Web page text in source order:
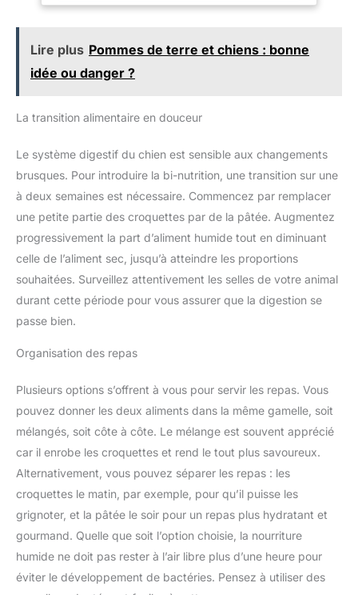
SECURISE: le design fin et le
facilement la balance lorsque
vous ne l'utilisez pas LIVRÉ
Lire plus Pommes de terre et chiens : bonne
idée ou danger ?
La transition alimentaire en douceur
Le système digestif du chien est sensible aux changements
brusques. Pour introduire la bi-nutrition, une transition sur une
à deux semaines est nécessaire. Commencez par remplacer
une petite partie des croquettes par de la pâtée. Augmentez
progressivement la part d’aliment humide tout en diminuant
celle de l’aliment sec, jusqu’à atteindre les proportions
souhaitées. Surveillez attentivement les selles de votre animal
durant cette période pour vous assurer que la digestion se
passe bien.
Organisation des repas
Plusieurs options s’offrent à vous pour servir les repas. Vous
pouvez donner les deux aliments dans la même gamelle, soit
mélangés, soit côte à côte. Le mélange est souvent apprécié
car il enrobe les croquettes et rend le tout plus savoureux.
Alternativement, vous pouvez séparer les repas : les
croquettes le matin, par exemple, pour qu’il puisse les
grignoter, et la pâtée le soir pour un repas plus hydratant et
gourmand. Quelle que soit l’option choisie, la nourriture
humide ne doit pas rester à l’air libre plus d’une heure pour
éviter le développement de bactéries. Pensez à utiliser des